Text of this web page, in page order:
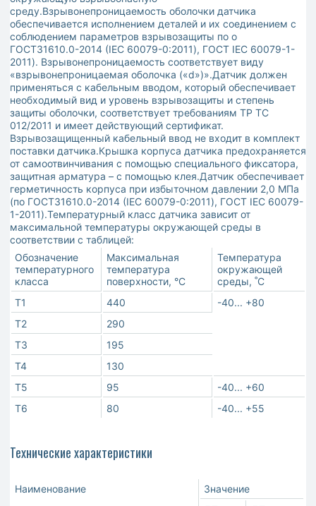
среду.Взрывонепроницаемость оболочки датчика
обеспечивается исполнением деталей и их соединением с
соблюдением параметров взрывозащиты по о
ГОСТ31610.0-2014 (IEC 60079-0:2011), ГОСТ IEC 60079-1-
2011). Взрывонепроницаемость соответствует виду
«взрывонепроницаемая оболочка («d»)».Датчик должен
применяться с кабельным вводом, который обеспечивает
необходимый вид и уровень взрывозащиты и степень
защиты оболочки, соответствует требованиям ТР ТС
012/2011 и имеет действующий сертификат.
Взрывозащищенный кабельный ввод не входит в комплект
поставки датчика.Крышка корпуса датчика предохраняется
от самоотвинчивания с помощью специального фиксатора,
защитная арматура – с помощью клея.Датчик обеспечивает
герметичность корпуса при избыточном давлении 2,0 МПа
(по ГОСТ31610.0-2014 (IEC 60079-0:2011), ГОСТ IEC 60079-
1-2011).Температурный класс датчика зависит от
максимальной температуры окружающей среды в
соответствии с таблицей:
Обозначение
температурного
класса
Максимальная
температура
поверхности, °С
Температура
окружающей
среды, ˚С
Т1
440
-40... +80
Т2
290
Т3
195
Т4
130
Т5
95
-40... +60
Т6
80 -40... +55
Технические характеристики
Наименование
Значение